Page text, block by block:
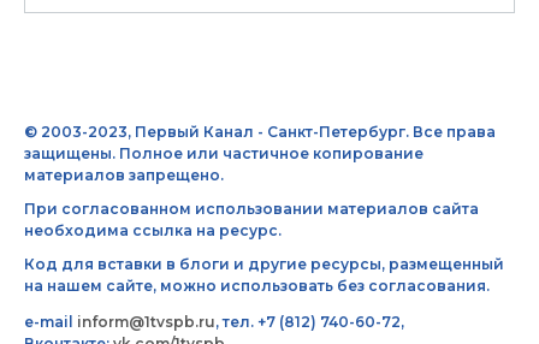
© 2003-2023, Первый Канал - Санкт-Петербург. Все права
защищены. Полное или частичное копирование
материалов запрещено.
При согласованном использовании материалов сайта
необходима ссылка на ресурс.
Код для вставки в блоги и другие ресурсы, размещенный
на нашем сайте, можно использовать без согласования.
e-mail inform@1tvspb.ru, тел. +7 (812) 740-60-72,